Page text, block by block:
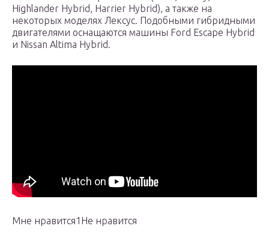
Highlander Hybrid, Harrier Hybrid), а также на
некоторых моделях Лексус. Подобными гибридными
двигателями оснащаются машины Ford Escape Hybrid
и Nissan Altima Hybrid.
Мне нравится1Не нравится